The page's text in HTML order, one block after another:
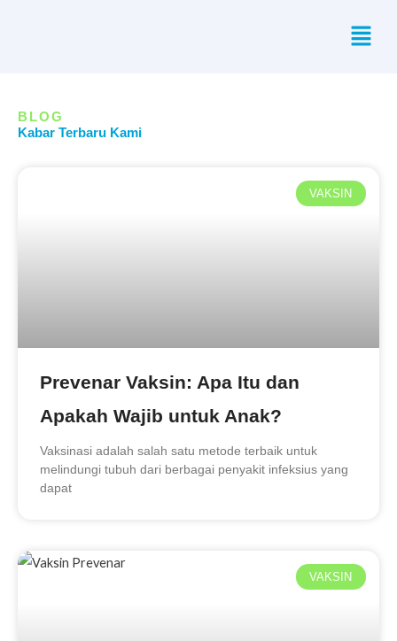
Menu
BLOG
Kabar Terbaru Kami
VAKSIN
Prevenar Vaksin: Apa Itu dan
Apakah Wajib untuk Anak?
Vaksinasi adalah salah satu metode terbaik untuk
melindungi tubuh dari berbagai penyakit infeksius yang
dapat
VAKSIN